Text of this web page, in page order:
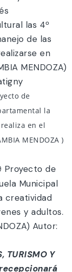
las 4º
de las
en
MENDOZA)
de
la
en el
MENDOZA )
Proyecto de
Municipal
creatividad
y adultos.
Autor:
TURISMO Y
recepcionará